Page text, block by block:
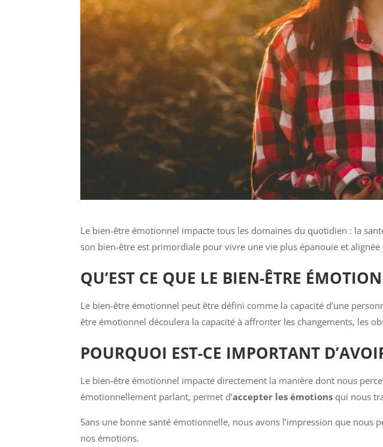
Le bien-être émotionnel impacte tous les domaines du quotidien : la
son bien-être est primordiale pour vivre une vie plus épanouie et alignée
QU’EST CE QUE LE BIEN-ÊTRE
Le bien-être émotionnel peut être défini comme la capacité d’une
être émotionnel découlera la capacité à affronter les changements, les
POURQUOI EST-CE IMPORTANT
Le bien-être émotionnel impacte directement la manière dont nous
émotionnellement parlant, permet d’accepter les émotions qui nous
Sans une bonne santé émotionnelle, nous avons l’impression que nous
nos émotions.